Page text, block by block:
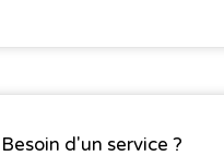
Besoin d'un service ?